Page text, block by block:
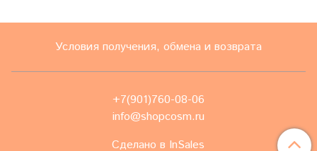
Условия получения, обмена и возврата
+7(901)760-08-06
info@shopcosm.ru
Сделано в InSales